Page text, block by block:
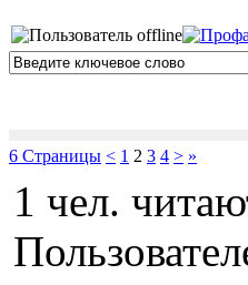
6 Страницы < 1 2 3 4 > »
1 чел.